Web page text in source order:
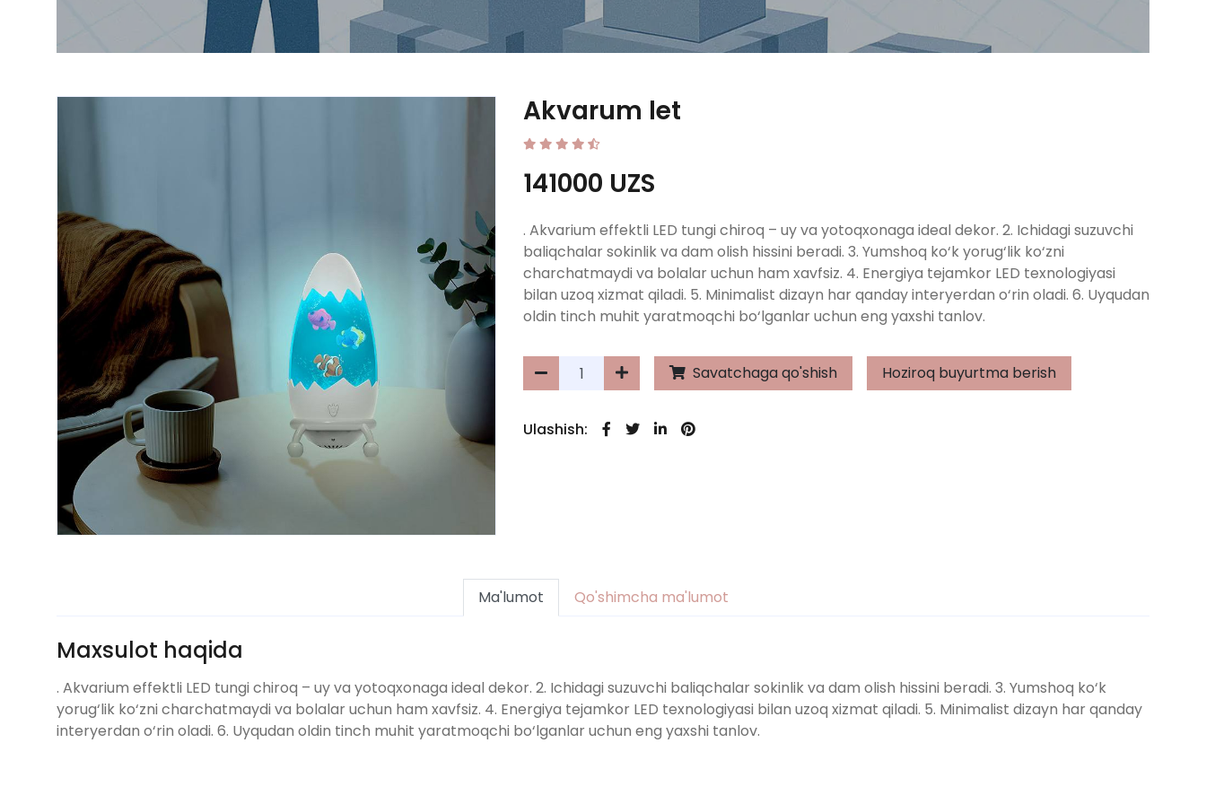
Akvarum let
141000 UZS
. Akvarium effektli LED tungi chiroq – uy va yotoqxonaga ideal dekor. 2. Ichidagi suzuvchi
baliqchalar sokinlik va dam olish hissini beradi. 3. Yumshoq ko‘k yorug‘lik ko‘zni
charchatmaydi va bolalar uchun ham xavfsiz. 4. Energiya tejamkor LED texnologiyasi
bilan uzoq xizmat qiladi. 5. Minimalist dizayn har qanday interyerdan o‘rin oladi. 6. Uyqudan
oldin tinch muhit yaratmoqchi bo‘lganlar uchun eng yaxshi tanlov.
Savatchaga qo'shish Hoziroq buyurtma berish
Ulashish:
Ma'lumot Qo'shimcha ma'lumot
Maxsulot haqida
. Akvarium effektli LED tungi chiroq – uy va yotoqxonaga ideal dekor. 2. Ichidagi suzuvchi baliqchalar sokinlik va dam olish hissini beradi. 3. Yumshoq ko‘k
yorug‘lik ko‘zni charchatmaydi va bolalar uchun ham xavfsiz. 4. Energiya tejamkor LED texnologiyasi bilan uzoq xizmat qiladi. 5. Minimalist dizayn har qanday
interyerdan o‘rin oladi. 6. Uyqudan oldin tinch muhit yaratmoqchi bo‘lganlar uchun eng yaxshi tanlov.